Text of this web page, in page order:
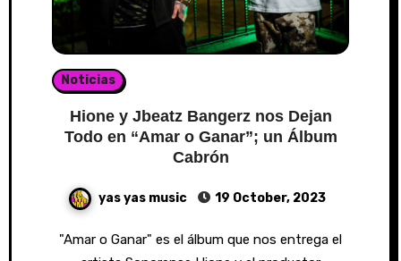
Noticias
Hione y Jbeatz Bangerz nos Dejan
Todo en “Amar o Ganar”; un Álbum
Cabrón
yas yas music 19 October, 2023
"Amar o Ganar" es el álbum que nos entrega el